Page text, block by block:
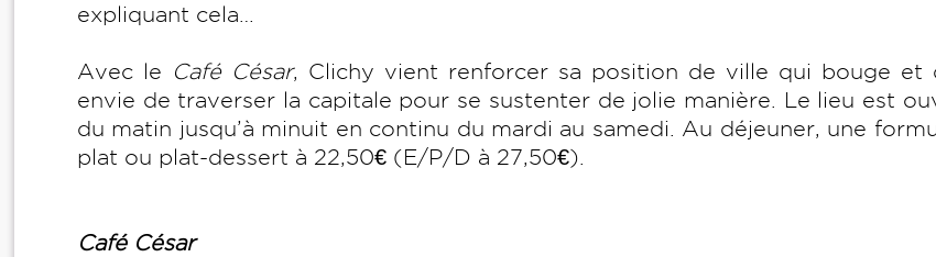
expliquant cela…
Avec le Café César, Clichy vient renforcer sa position de ville qui bouge et
envie de traverser la capitale pour se sustenter de jolie manière. Le lieu est
du matin jusqu’à minuit en continu du mardi au samedi. Au déjeuner, une
plat ou plat-dessert à 22,50€ (E/P/D à 27,50€).
Café César